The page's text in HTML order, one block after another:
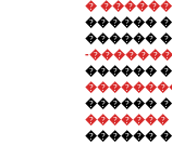
�
������
������
-
������
������
�������
������